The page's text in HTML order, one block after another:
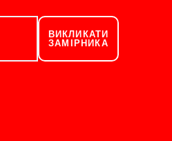
ВИКЛИКАТИ
ЗАМІРНИКА